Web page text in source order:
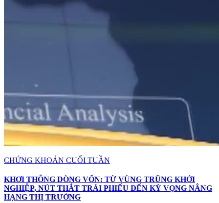
CHỨNG KHOÁN CUỐI TUẦN
KHƠI THÔNG DÒNG VỐN: TỪ VÙNG TRŨNG KHỞI
NGHIỆP, NÚT THẮT TRÁI PHIẾU ĐẾN KỲ VỌNG NÂNG
HẠNG THỊ TRƯỜNG